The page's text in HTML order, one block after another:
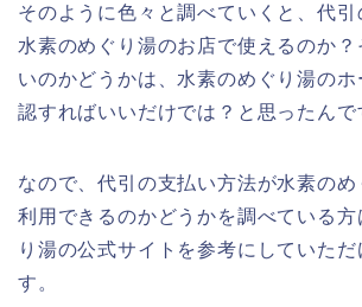
そのように色々と調べていくと、代
水素のめぐり湯のお店で使えるのか？
いのかどうかは、水素のめぐり湯のホ
認すればいいだけでは？と思ったんで
なので、代引の支払い方法が水素の
利用できるのかどうかを調べている方
り湯の公式サイトを参考にしていた
す。